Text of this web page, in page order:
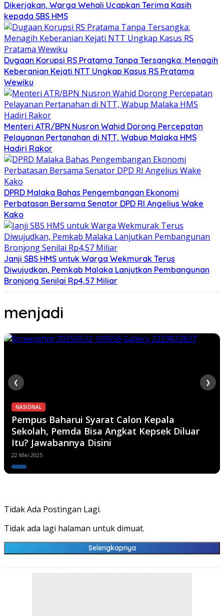
Dikerjakan, Warga Wehali Ucapkan Terima Kasih
kepada SBS HMS
Dugaan Korupsi RS Pratama Tanpa Tersangka: Menagih
Keberanian Kejati NTT Ungkap Kasus RS Pratama
Wewiku
Menteri ATR/BPN Nusron Wahid Dorong Percepatan
Pelayanan Pertanahan di NTT, Wabup Malaka HMS
Hadiri Rakor
DPRD Malaka Bahas Pengembangan Ekonomi
Perbatasan Bersama Senator DPD RI Angelius Wake
Kako
Janji SBS HMS untuk Warga Wekmurak Terus
Diwujudkan, Pemkab Malaka Lanjutkan Pembangunan
Bronjong Senilai Rp4,57 Miliar
menjadi
NASIONAL
Pempus Baharui Syarat Calon Kepala
Sekolah, Pemda Bisa Angkat Kepsek Diluar
Itu? Jawabannya Disini
22 Mei 2025
❮ ❯
Tidak Ada Postingan Lagi.
Tidak ada lagi halaman untuk dimuat.
Selengkapnya